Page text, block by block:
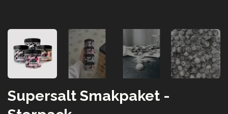
Supersalt Smakpaket -